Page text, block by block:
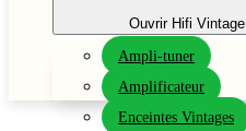
Ouvrir Hifi Vintage
Ampli-tuner
Amplificateur
Enceintes Vintages